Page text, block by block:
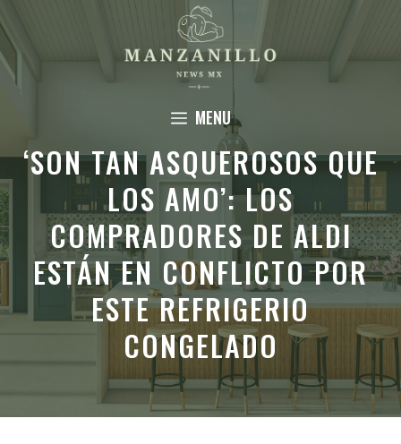
al
contenido
MENU
‘SON TAN ASQUEROSOS QUE
LOS AMO’: LOS
COMPRADORES DE ALDI
ESTÁN EN CONFLICTO POR
ESTE REFRIGERIO
CONGELADO